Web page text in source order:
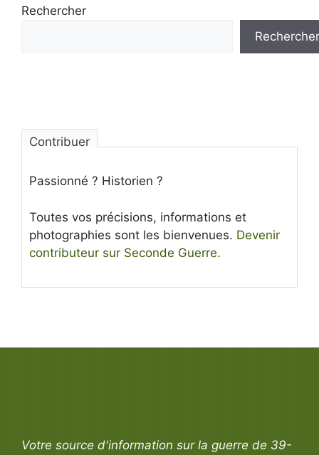
Rechercher
Rechercher
Contribuer
Passionné ? Historien ?
Toutes vos précisions, informations et
photographies sont les bienvenues. Devenir
contributeur sur Seconde Guerre.
Votre source d'information sur la guerre de 39-